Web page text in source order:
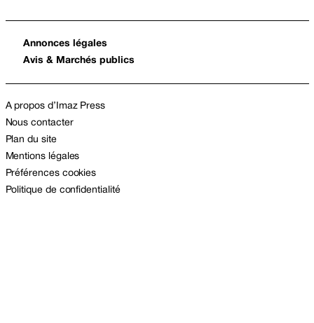
Annonces légales
Avis & Marchés publics
A propos d’Imaz Press
Nous contacter
Plan du site
Mentions légales
Préférences cookies
Politique de confidentialité